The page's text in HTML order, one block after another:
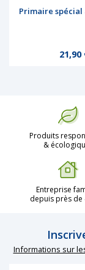
Primaire spécial
Prix
21,90
Produits
&
Entreprise
depuis près de
Informations sur